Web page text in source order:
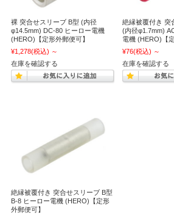
裸 突合せスリーブ B型 (内径
φ14.5mm) DC-80 ヒーロー電機
(HERO)【定形外郵便可】
¥1,278(税込) ～
在庫を確認する
絶縁被覆付き 突
(内径φ1.7mm)
電機 (HERO)【
¥76(税込) ～
在庫を確認する
絶縁被覆付き 突合せスリーブ B型
B-8 ヒーロー電機 (HERO)【定形
外郵便可】